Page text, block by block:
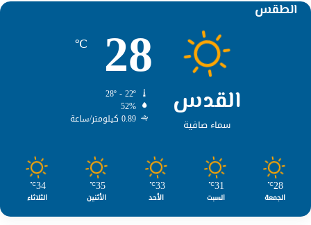
الطقس
القدس
سماء صافية
28
℃
52%
0.89 كيلومتر/ساعة
28
℃
الجمعة
31
℃
السبت
33
℃
الأحد
35
℃
الأثنين
34
℃
الثلاثاء